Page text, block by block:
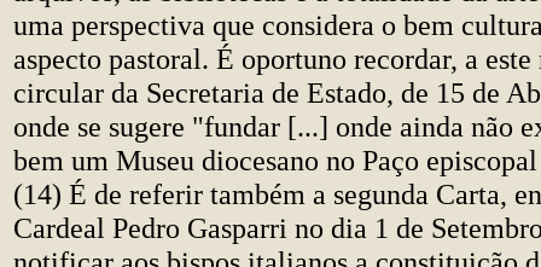
uma perspectiva que considera o bem
aspecto pastoral. É oportuno recordar, a
circular da Secretaria de Estado, de 15 de
onde se sugere "fundar [...] onde ainda não
bem um Museu diocesano no Paço
(14) É de referir também a segunda Carta,
Cardeal Pedro Gasparri no dia 1 de